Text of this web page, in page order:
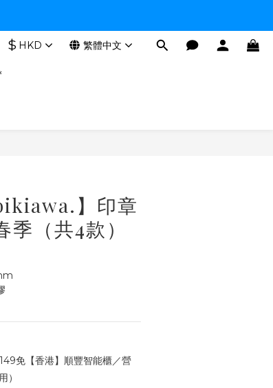
$ HKD 繁體中文
】印章
（共4款）
免【香港】順豐智能櫃／營
）